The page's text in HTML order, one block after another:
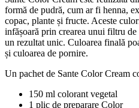
formă de pudră, cum ar fi henna,
copac, plante și fructe. Aceste
infășoară prin crearea unui filtru
un rezultat unic. Culoarea finală
și culoarea de pornire.
Un pachet de Sante Color Cream
150 ml colorant vegetal
1 plic de preparare Color